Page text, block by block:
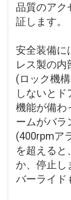
品質のアク
証します。
安全装備に
レス製の
(ロック機
しないと
機能が備わ
ームがバラ
(400rpmア
を超えると
か、停止し
バーライド